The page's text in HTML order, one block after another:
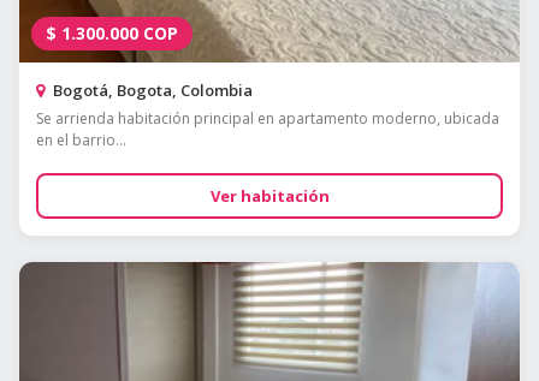
$ 1.300.000 COP
Bogotá, Bogota, Colombia
Se arrienda habitación principal en apartamento moderno, ubicada
en el barrio...
Ver habitación